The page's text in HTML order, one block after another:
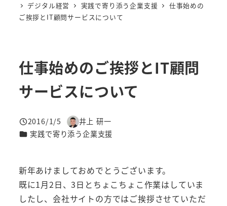
デジタル経営
実践で寄り添う企業支援
仕事始めの
ご挨拶とIT顧問サービスについて
仕事始めのご挨拶とIT顧問
サービスについて
投稿日
2016/1/5
著
者
井上 研一
カテゴリー
実践で寄り添う企業支援
新年あけましておめでとうございます。
既に1月2日、3日とちょこちょこ作業はしていま
したし、会社サイトの方ではご挨拶させていただ